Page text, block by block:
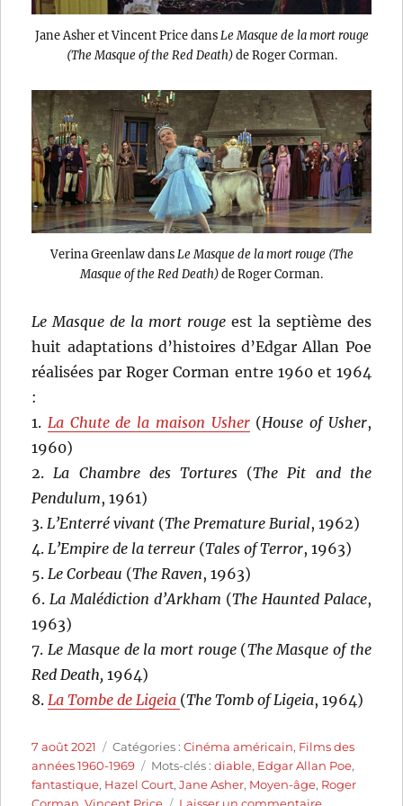
Jane Asher et Vincent Price dansLe Masque de la mort rouge
(The Masque of the Red Death)de Roger Corman.
Verina Greenlaw dans Le Masque de la mort rouge (The
Masque of the Red Death)de Roger Corman.
Le Masque de la mort rougeest la septième des
huit adaptations d’histoires d’Edgar Allan Poe
réalisées par Roger Corman entre 1960 et 1964
:
1. La Chute de la maison Usher(House of Usher,
1960)
2. La Chambre des Tortures (The Pit and the
Pendulum, 1961)
3. L’Enterré vivant (The Premature Burial, 1962)
4. L’Empire de la terreur (Tales of Terror, 1963)
5. Le Corbeau (The Raven, 1963)
6. La Malédiction d’Arkham (The Haunted Palace,
1963)
7. Le Masque de la mort rouge(The Masque of the
Red Death,1964)
8. La Tombe de Ligeia (The Tomb of Ligeia, 1964)
Publié
le
7 août 2021 Catégories
Catégories :Cinéma américain, Films des
années 1960-1969
Étiquettes
Mots-clés :diable, Edgar Allan Poe,
fantastique, Hazel Court,Jane Asher, Moyen-âge, Roger
Corman ,Vincent Price Laisser un commentairesur